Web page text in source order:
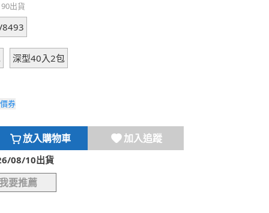
出貨
深型40入2包
券
放入購物車 加入追蹤
08/10出貨
要推薦